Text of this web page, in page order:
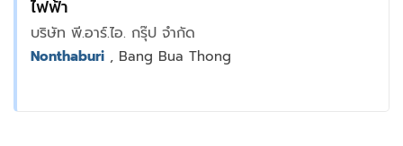
ไฟฟ้า
บริษัท พี.อาร์.ไอ. กรุ๊ป จำกัด
Nonthaburi , Bang Bua Thong